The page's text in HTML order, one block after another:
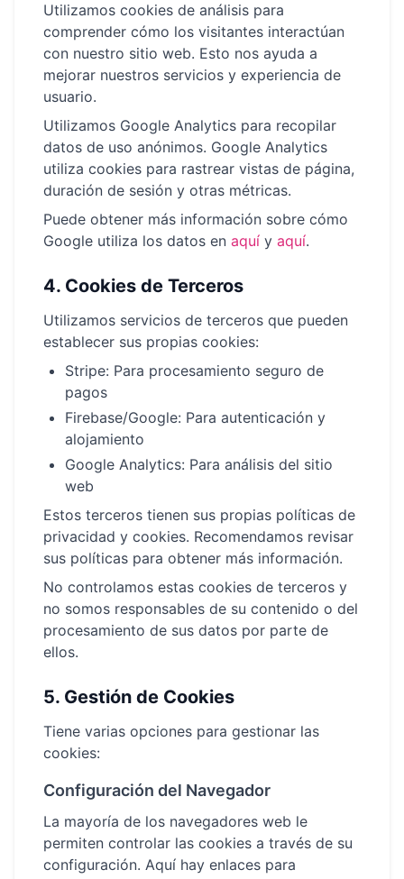
Utilizamos cookies de análisis para
comprender cómo los visitantes interactúan
con nuestro sitio web. Esto nos ayuda a
mejorar nuestros servicios y experiencia de
usuario.
Utilizamos Google Analytics para recopilar
datos de uso anónimos. Google Analytics
utiliza cookies para rastrear vistas de página,
duración de sesión y otras métricas.
Puede obtener más información sobre cómo
Google utiliza los datos en aquí y aquí.
4. Cookies de Terceros
Utilizamos servicios de terceros que pueden
establecer sus propias cookies:
Stripe: Para procesamiento seguro de
pagos
Firebase/Google: Para autenticación y
alojamiento
Google Analytics: Para análisis del sitio
web
Estos terceros tienen sus propias políticas de
privacidad y cookies. Recomendamos revisar
sus políticas para obtener más información.
No controlamos estas cookies de terceros y
no somos responsables de su contenido o del
procesamiento de sus datos por parte de
ellos.
5. Gestión de Cookies
Tiene varias opciones para gestionar las
cookies:
Configuración del Navegador
La mayoría de los navegadores web le
permiten controlar las cookies a través de su
configuración. Aquí hay enlaces para